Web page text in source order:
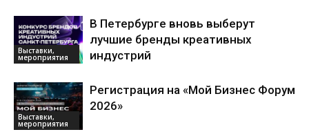
Выставки,
мероприятия
В Петербурге вновь выберут
лучшие бренды креативных
индустрий
Выставки,
мероприятия
Регистрация на «Мой Бизнес Форум
2026»